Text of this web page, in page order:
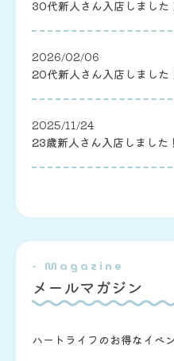
30代新人さん入店しました
2026/02/06
20代新人さん入店しました
2025/11/24
23歳新人さん入店しました！
- Magazine
メールマガジン
ハートライフのお得なイベ